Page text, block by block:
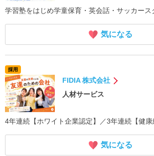
学習塾をはじめ学童保育・英会話・サッカース
気になる
採用
FIDIA 株式会社
人材サービス
4年連続【ホワイト企業認定】／3年連続【健康
気になる